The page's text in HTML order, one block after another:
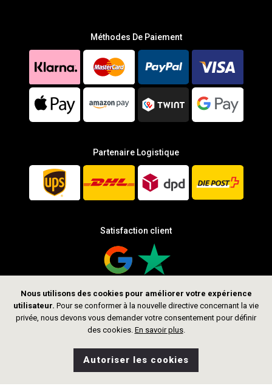
Nous utilisons des cookies pour améliorer votre expérience
utilisateur. Pour se conformer à la nouvelle directive concernant la vie
privée, nous devons vous demander votre consentement pour définir
des cookies. En savoir plus.
Autoriser les cookies
Méthodes De Paiement
Partenaire Logistique
Satisfaction client
Suis-nous
199,00 CHFRecherche Boutique Souhaits